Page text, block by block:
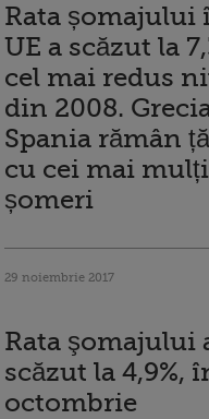
Rata șomajului
UE a scăzut la
cel mai redus
din 2008.
Spania rămân
cu cei mai mulți
șomeri
29 noiembrie 2017
Rata şomajului
scăzut la 4,9%,
octombrie